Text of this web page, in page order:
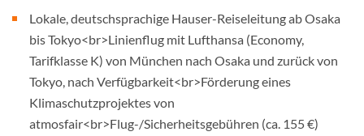
Lokale, deutschsprachige Hauser-Reiseleitung ab Osaka
bis Tokyo<br>Linienflug mit Lufthansa (Economy,
Tarifklasse K) von München nach Osaka und zurück von
Tokyo, nach Verfügbarkeit<br>Förderung eines
Klimaschutzprojektes von
atmosfair<br>Flug-/Sicherheitsgebühren (ca. 155 €)